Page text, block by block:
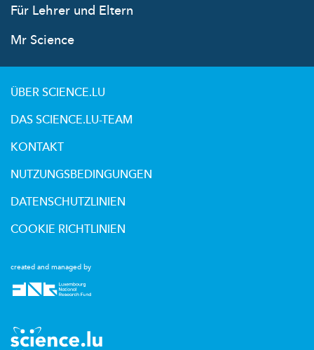
Für Lehrer und Eltern
Mr Science
created and managed by
ÜBER SCIENCE.LU
DAS SCIENCE.LU-TEAM
KONTAKT
NUTZUNGSBEDINGUNGEN
DATENSCHUTZLINIEN
COOKIE RICHTLINIEN